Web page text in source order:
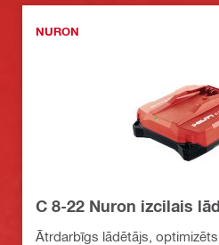
NURON
C 8-22 Nuron izcilais
Ātrdarbīgs lādētājs,